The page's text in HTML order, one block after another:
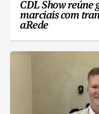
CDL Show reúne
marciais com
aRede